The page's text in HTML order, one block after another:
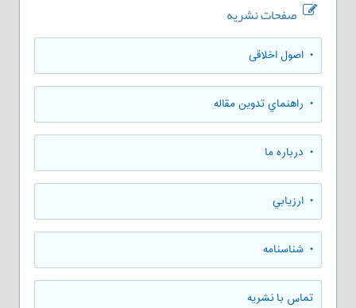
صفحات نشریه
• اصول اخلاقی
• راهنماي تدوين مقاله
• درباره ما
• ارزيابي
• شناسنامه
تماس با نشریه